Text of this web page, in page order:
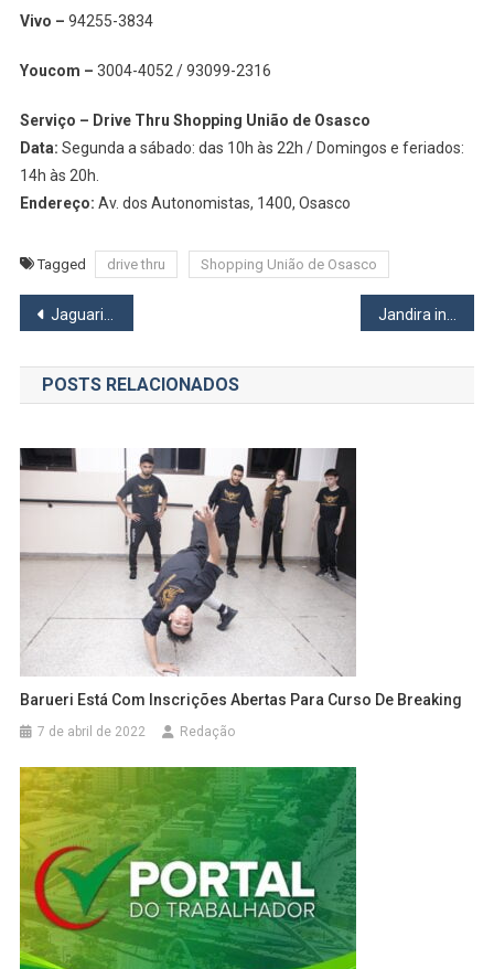
Vivo – 94255-3834
Youcom – 3004-4052 / 93099-2316
Serviço – Drive Thru Shopping União de Osasco
Data: Segunda a sábado: das 10h às 22h / Domingos e feriados:
14h às 20h.
Endereço: Av. dos Autonomistas, 1400, Osasco
Tagged drive thru Shopping União de Osasco
Navegação
de
Post
Jaguaribe vai ganhar escola municipal para 168 crianças Jandira inicia entrega dos itens da merenda nesta quinta-feira, 25
POSTS RELACIONADOS
Barueri Está Com Inscrições Abertas Para Curso De Breaking
7 de abril de 2022 Redação